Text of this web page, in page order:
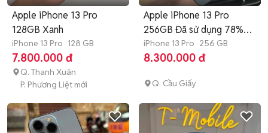
Apple iPhone 13 Pro
128GB Xanh
iPhone 13 Pro 128 GB
7.800.000 đ
Q. Thanh Xuân
P. Phương Liệt mới
Apple iPhone 13 Pro
256GB Đã sử dụng 78%
pin
iPhone 13 Pro 256 GB
8.300.000 đ
Q. Cầu Giấy